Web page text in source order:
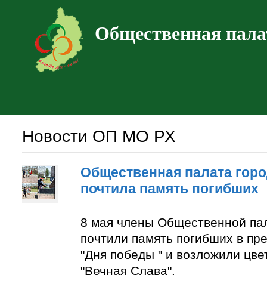
Общественная
Новости ОП МО РХ
Общественная палата
почтила память погибших
8 мая члены Общественной
почтили память погибших в
"Дня победы " и возложили
"Вечная Слава".